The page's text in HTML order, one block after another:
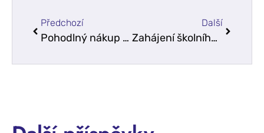
Předchozí
Pohodlný nákup školních pomůcek
Další
Zahájení školního roku 2025/2026